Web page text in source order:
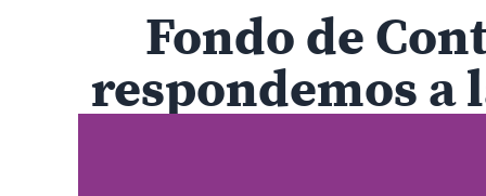
Fondo de
respondemos a